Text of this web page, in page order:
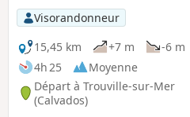
Visorandonneur
15,45 km
+7 m
-6 m
4h 25
Moyenne
Départ à Trouville-sur-Mer
(Calvados)